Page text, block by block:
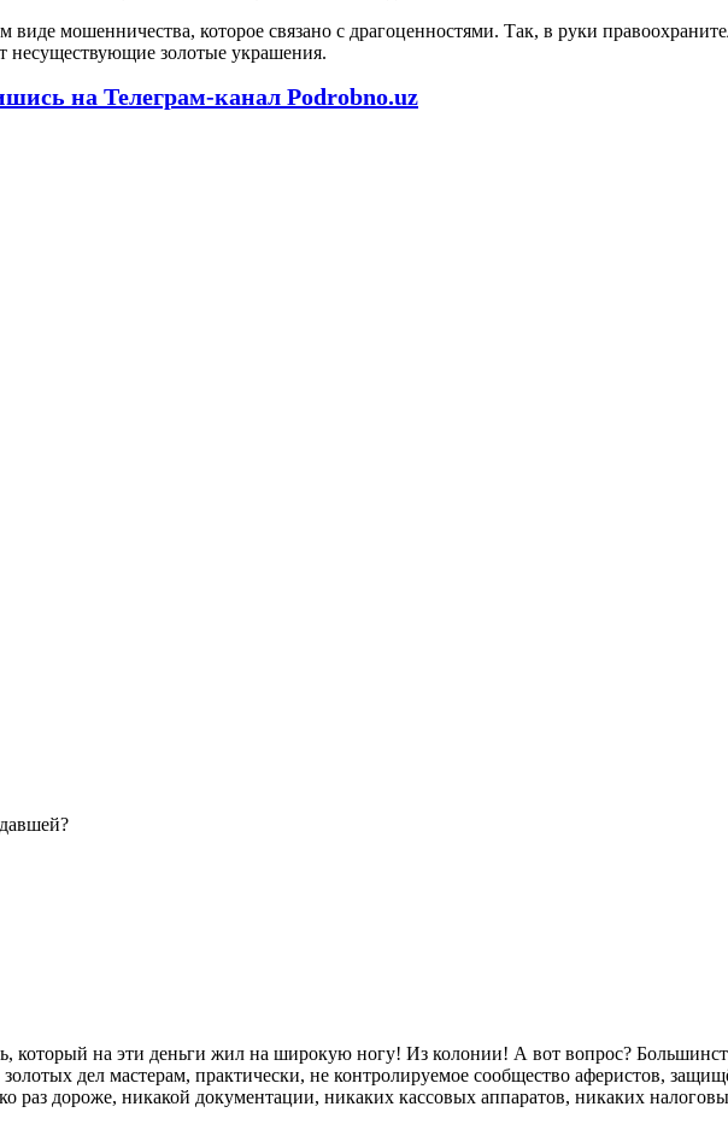
мошенничества, которое связано с драгоценностями. Так, в руки
несуществующие золотые украшения.
на Телеграм-канал Podrobno.uz
который на эти деньги жил на широкую ногу! Из колонии! А вот вопрос?
дел мастерам, практически, не контролируемое сообщество аферистов,
раз дороже, никакой документации, никаких кассовых аппаратов, никаких